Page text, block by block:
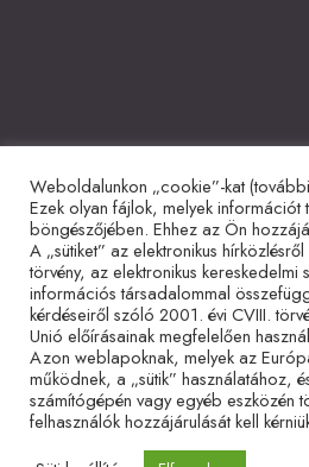
Együttműködő
Adatvédelmi tájékoztató
Weboldalunkon „cookie”-kat
Ezek olyan fájlok, melyek információt
böngészőjében. Ehhez az Ön
A „sütiket” az elektronikus
törvény, az elektronikus
információs társadalommal
kérdéseiről szóló 2001. évi CVIII.
Unió előírásainak megfelelően
Azon weblapoknak, melyek az
működnek, a „sütik” használatához,
számítógépén vagy egyéb eszközén
felhasználók hozzájárulását kell